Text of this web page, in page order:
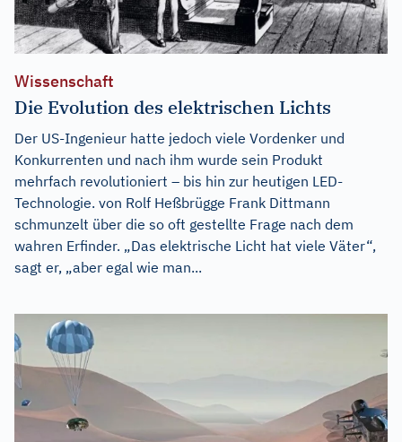
Wissenschaft
Die Evolution des elektrischen Lichts
Der US-Ingenieur hatte jedoch viele Vordenker und
Konkurrenten und nach ihm wurde sein Produkt
mehrfach revolutioniert – bis hin zur heutigen LED-
Technologie. von Rolf Heßbrügge Frank Dittmann
schmunzelt über die so oft gestellte Frage nach dem
wahren Erfinder. „Das elektrische Licht hat viele Väter“,
sagt er, „aber egal wie man...